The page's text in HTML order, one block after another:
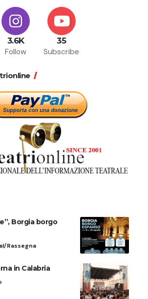
3.6K
Follow
35
Subscribe
Borgia borgo
Rassegna
in Calabria